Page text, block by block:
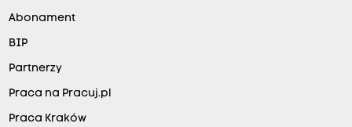
Abonament
BIP
Partnerzy
Praca na Pracuj.pl
Praca Kraków